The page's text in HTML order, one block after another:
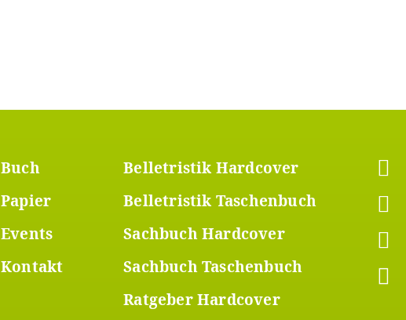
Footer
Menü
1
Buch
Papier
Events
Kontakt
Footer
Menü
2
Belletristik Hardcover
Belletristik Taschenbuch
Sachbuch Hardcover
Sachbuch Taschenbuch
Ratgeber Hardcover